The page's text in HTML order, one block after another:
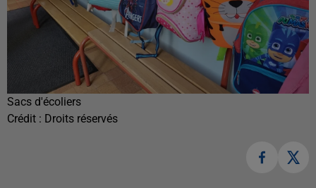
Sacs d'écoliers
Crédit : Droits réservés